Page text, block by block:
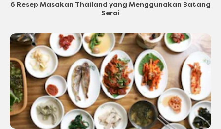
6 Resep Masakan Thailand yang Menggunakan Batang
Serai